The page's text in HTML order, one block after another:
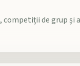
competiții de grup și